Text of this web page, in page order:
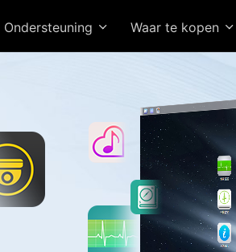
Ondersteuning Waar te kopen